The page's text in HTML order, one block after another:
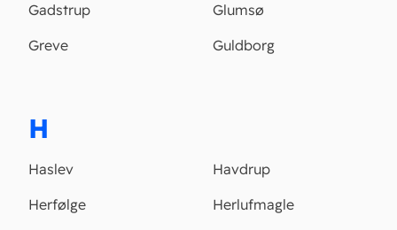
Gadstrup
Glumsø
Greve
Guldborg
H
Haslev
Havdrup
Herfølge
Herlufmagle